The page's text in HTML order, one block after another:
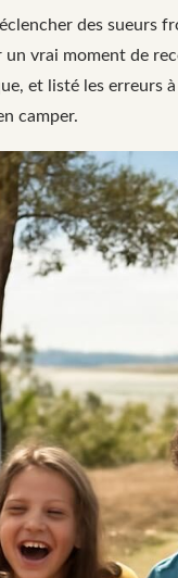
des sueurs
vrai moment de
et listé les erreurs
camper.